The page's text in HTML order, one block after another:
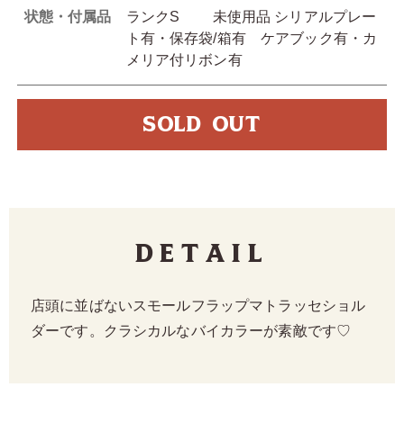
状態・付属品
ランクS 未使用品 シリアルプレー
ト有・保存袋/箱有 ケアブック有・カ
メリア付リボン有
SOLD OUT
Detail
店頭に並ばないスモールフラップマトラッセショル
ダーです。クラシカルなバイカラーが素敵です♡